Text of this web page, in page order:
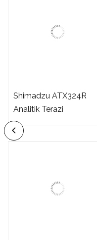
Shimadzu ATX324R
Analitik Terazi